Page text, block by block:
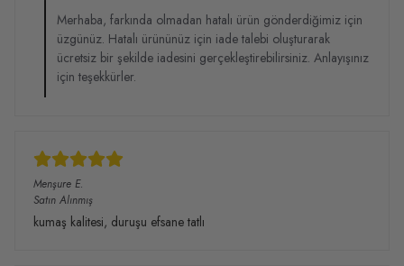
Merhaba, farkında olmadan hatalı ürün gönderdiğimiz için
üzgünüz. Hatalı ürününüz için iade talebi oluşturarak
ücretsiz bir şekilde iadesini gerçekleştirebilirsiniz. Anlayışınız
için teşekkürler.
Menşure E.
Satın Alınmış
kumaş kalitesi, duruşu efsane tatlı